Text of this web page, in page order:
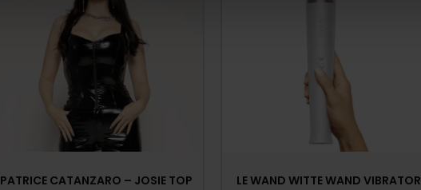
PATRICE CATANZARO – JOSIE TOP
LE WAND WITTE WAND VIBRATOR